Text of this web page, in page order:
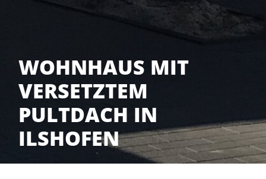
WOHNHAUS MIT
VERSETZTEM
PULTDACH IN
ILSHOFEN